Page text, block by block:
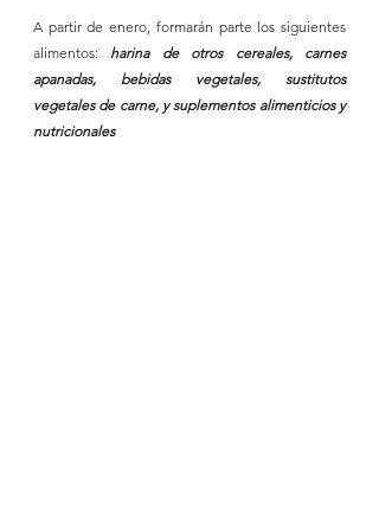
A partir de enero, formarán parte los siguientes
alimentos: harina de otros cereales, carnes
apanadas, bebidas vegetales, sustitutos
vegetales de carne, y suplementos alimenticios y
nutricionales